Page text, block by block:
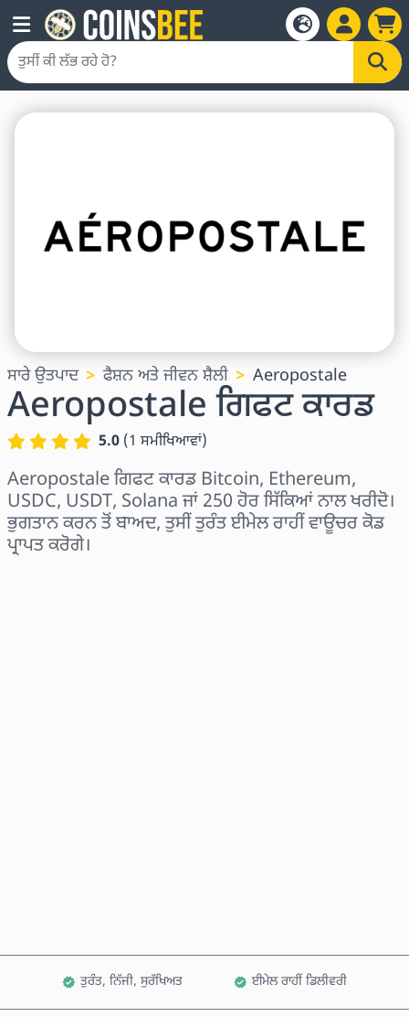
ਸਾਰੇ ਉਤਪਾਦ ਫੈਸ਼ਨ ਅਤੇ ਜੀਵਨ ਸ਼ੈਲੀ Aeropostale
Aeropostale ਗਿਫਟ ਕਾਰਡ
5.0 (1 ਸਮੀਖਿਆਵਾਂ)
Aeropostale ਗਿਫਟ ਕਾਰਡ Bitcoin, Ethereum,
USDC, USDT, Solana ਜਾਂ 250 ਹੋਰ ਸਿੱਕਿਆਂ ਨਾਲ ਖਰੀਦੋ।
ਭੁਗਤਾਨ ਕਰਨ ਤੋਂ ਬਾਅਦ, ਤੁਸੀਂ ਤੁਰੰਤ ਈਮੇਲ ਰਾਹੀਂ ਵਾਊਚਰ ਕੋਡ
ਪ੍ਰਾਪਤ ਕਰੋਗੇ।
ਤੁਰੰਤ, ਨਿੱਜੀ, ਸੁਰੱਖਿਅਤ ਈਮੇਲ ਰਾਹੀਂ ਡਿਲੀਵਰੀ